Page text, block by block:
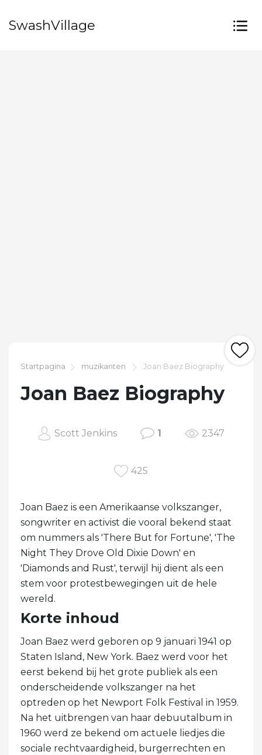
SwashVillage
Startpagina muzikanten Joan Baez Biography
Joan Baez Biography
Scott Jenkins 1 2347
425
Joan Baez is een Amerikaanse volkszanger,
songwriter en activist die vooral bekend staat
om nummers als 'There But for Fortune', 'The
Night They Drove Old Dixie Down' en
'Diamonds and Rust', terwijl hij dient als een
stem voor protestbewegingen uit de hele
wereld.
Korte inhoud
Joan Baez werd geboren op 9 januari 1941 op
Staten Island, New York. Baez werd voor het
eerst bekend bij het grote publiek als een
onderscheidende volkszanger na het
optreden op het Newport Folk Festival in 1959.
Na het uitbrengen van haar debuutalbum in
1960 werd ze bekend om actuele liedjes die
sociale rechtvaardigheid, burgerrechten en